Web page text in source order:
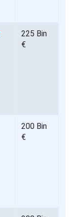
225 Bin
€
200 Bin
€